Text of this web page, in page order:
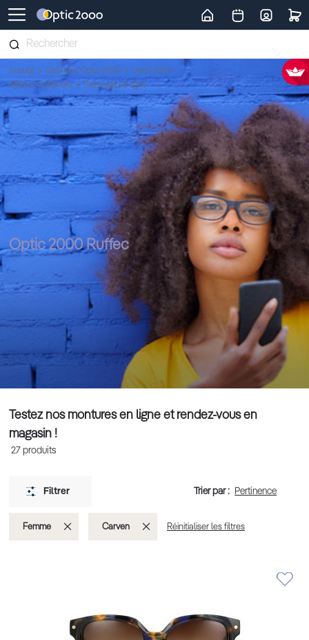
Retour vers la page d'accueil
Accueil Opticiens Optic 2000
Optic 2000
Sillé-Le-Guillaume
Essayage en ligne
Optic 2000 Ruffec
Testez nos montures en ligne et rendez-vous en
magasin !
27 produits
Filtrer Trier par :
Femme SupprimerCarven Supprimer
Réinitialiser les filtres